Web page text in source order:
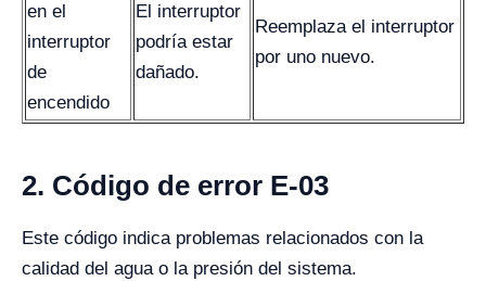
en el
interruptor
de
encendido
El interruptor
podría estar
dañado.
Reemplaza el interruptor
por uno nuevo.
2. Código de error E-03
Este código indica problemas relacionados con la
calidad del agua o la presión del sistema.